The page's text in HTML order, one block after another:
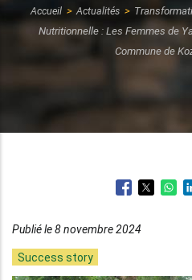
Fil
d'Ariane
Accueil Actualités
Nutritionnelle : Les Femmes de
Commune de
Publié le 8 novembre 2024
Success story